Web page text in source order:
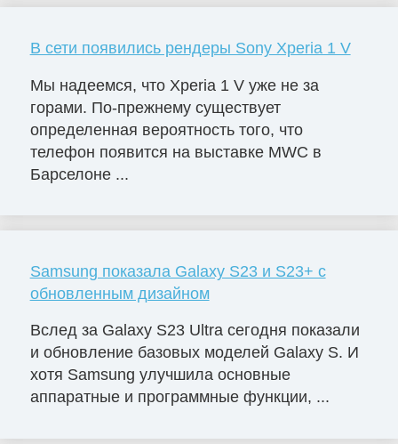
В сети появились рендеры Sony Xperia 1 V
Мы надеемся, что Xperia 1 V уже не за
горами. По-прежнему существует
определенная вероятность того, что
телефон появится на выставке MWC в
Барселоне ...
Samsung показала Galaxy S23 и S23+ с
обновленным дизайном
Вслед за Galaxy S23 Ultra сегодня показали
и обновление базовых моделей Galaxy S. И
хотя Samsung улучшила основные
аппаратные и программные функции, ...